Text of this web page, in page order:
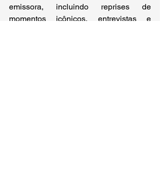
emissora, incluindo reprises de
momentos icônicos, entrevistas e